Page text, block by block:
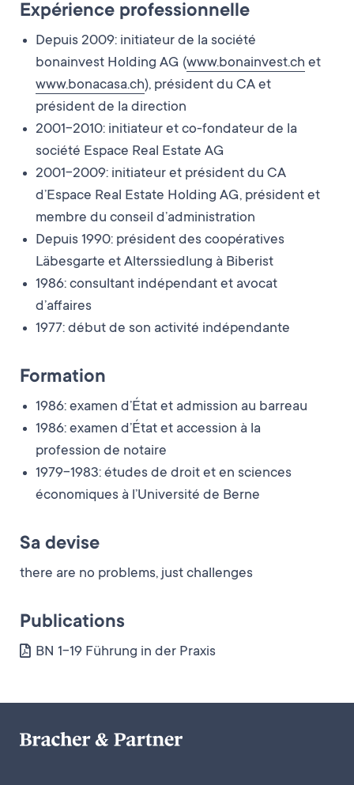
Expérience professionnelle
Depuis 2009: initiateur de la société
bonainvest Holding AG (www.bonainvest.ch et
www.bonacasa.ch), président du CA et
président de la direction
2001-2010: initiateur et co-fondateur de la
société Espace Real Estate AG
2001-2009: initiateur et président du CA
d’Espace Real Estate Holding AG, président et
membre du conseil d’administration
Depuis 1990: président des coopératives
Läbesgarte et Alterssiedlung à Biberist
1986: consultant indépendant et avocat
d’affaires
1977: début de son activité indépendante
Formation
1986: examen d’État et admission au barreau
1986: examen d’État et accession à la
profession de notaire
1979-1983: études de droit et en sciences
économiques à l’Université de Berne
Sa devise
there are no problems, just challenges
Publications
BN 1-19 Führung in der Praxis